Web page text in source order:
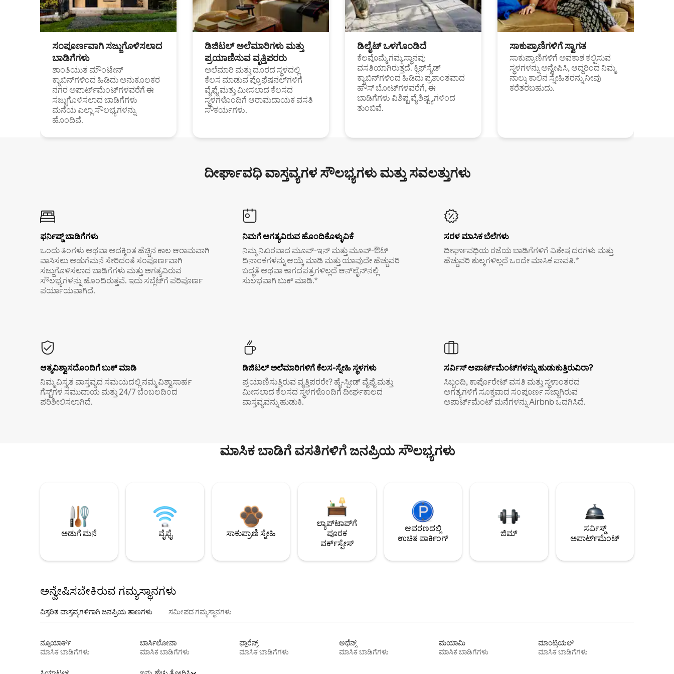
ಸಂಪೂರ್ಣವಾಗಿ ಸಜ್ಜುಗೊಳಿಸಲಾದ
ಬಾಡಿಗೆಗಳು
ಶಾಂತಿಯುತ ಮೌಂಟೇನ್
ಕ್ಯಾಬಿನ್‌ಗಳಿಂದ ಹಿಡಿದು ಅನುಕೂಲಕರ
ನಗರ ಅಪಾರ್ಟ್‌ಮೆಂಟ್‌ಗಳವರೆಗೆ ಈ
ಸಜ್ಜುಗೊಳಿಸಲಾದ ಬಾಡಿಗೆಗಳು
ಮನೆಯ ಎಲ್ಲಾ ಸೌಲಭ್ಯಗಳನ್ನು
ಹೊಂದಿವೆ.
ಡಿಜಿಟಲ್ ಅಲೆಮಾರಿಗಳು ಮತ್ತು
ಪ್ರಯಾಣಿಸುವ ವೃತ್ತಿಪರರು
ಅಲೆಮಾರಿ ಮತ್ತು ದೂರದ ಸ್ಥಳದಲ್ಲಿ
ಕೆಲಸ ಮಾಡುವ ಪ್ರೊಫೆಷನಲ್‌ಗಳಿಗೆ
ವೈಫೈ ಮತ್ತು ಮೀಸಲಾದ ಕೆಲಸದ
ಸ್ಥಳಗಳೊಂದಿಗೆ ಆರಾಮದಾಯಕ ವಸತಿ
ಸೌಕರ್ಯಗಳು.
ಡಿಲೈಟ್ ಒಳಗೊಂಡಿದೆ
ಕೆಲವೊಮ್ಮೆ ಗಮ್ಯಸ್ಥಾನವು
ವಸತಿಯಾಗಿರುತ್ತದೆ. ಕ್ಲಿಫ್‌ಸೈಡ್
ಕ್ಯಾಬಿನ್‌ಗಳಿಂದ ಹಿಡಿದು ಪ್ರಶಾಂತವಾದ
ಹೌಸ್ ಬೋಟ್‌ಗಳವರೆಗೆ, ಈ
ಬಾಡಿಗೆಗಳು ವಿಶಿಷ್ಟ ವೈಶಿಷ್ಟ್ಯಗಳಿಂದ
ತುಂಬಿವೆ.
ಸಾಕುಪ್ರಾಣಿಗಳಿಗೆ ಸ್ವಾಗತ
ಸಾಕುಪ್ರಾಣಿಗಳಿಗೆ ಅವಕಾಶ ಕಲ್ಪಿಸುವ
ಸ್ಥಳಗಳನ್ನು ಅನ್ವೇಷಿಸಿ, ಆದ್ದರಿಂದ ನಿಮ್ಮ
ನಾಲ್ಕು ಕಾಲಿನ ಸ್ನೇಹಿತರನ್ನು ನೀವು
ಕರೆತರಬಹುದು.
ದೀರ್ಘಾವಧಿ ವಾಸ್ತವ್ಯಗಳ ಸೌಲಭ್ಯಗಳು ಮತ್ತು ಸವಲತ್ತುಗಳು
ಫರ್ನಿಷ್ಡ್ ಬಾಡಿಗೆಗಳು
ಒಂದು ತಿಂಗಳು ಅಥವಾ ಅದಕ್ಕಿಂತ ಹೆಚ್ಚಿನ ಕಾಲ ಆರಾಮವಾಗಿ
ವಾಸಿಸಲು ಅಡುಗೆಮನೆ ಸೇರಿದಂತೆ ಸಂಪೂರ್ಣವಾಗಿ
ಸಜ್ಜುಗೊಳಿಸಲಾದ ಬಾಡಿಗೆಗಳು ಮತ್ತು ಅಗತ್ಯವಿರುವ
ಸೌಲಭ್ಯಗಳನ್ನು ಹೊಂದಿರುತ್ತವೆ. ಇದು ಸಬ್ಲೆಟ್‌ಗೆ ಪರಿಪೂರ್ಣ
ಪರ್ಯಾಯವಾಗಿದೆ.
ನಿಮಗೆ ಅಗತ್ಯವಿರುವ ಹೊಂದಿಕೊಳ್ಳುವಿಕೆ
ನಿಮ್ಮ ನಿಖರವಾದ ಮೂವ್-ಇನ್ ಮತ್ತು ಮೂವ್-ಔಟ್
ದಿನಾಂಕಗಳನ್ನು ಆಯ್ಕೆ ಮಾಡಿ ಮತ್ತು ಯಾವುದೇ ಹೆಚ್ಚುವರಿ
ಬದ್ಧತೆ ಅಥವಾ ಕಾಗದಪತ್ರಗಳಿಲ್ಲದೆ ಆನ್‌ಲೈನ್‌ನಲ್ಲಿ
ಸುಲಭವಾಗಿ ಬುಕ್ ಮಾಡಿ.*
ಸರಳ ಮಾಸಿಕ ಬೆಲೆಗಳು
ದೀರ್ಘಾವಧಿಯ ರಜೆಯ ಬಾಡಿಗೆಗಳಿಗೆ ವಿಶೇಷ ದರಗಳು ಮತ್ತು
ಹೆಚ್ಚುವರಿ ಶುಲ್ಕಗಳಿಲ್ಲದೆ ಒಂದೇ ಮಾಸಿಕ ಪಾವತಿ.*
ಆತ್ಮವಿಶ್ವಾಸದೊಂದಿಗೆ ಬುಕ್ ಮಾಡಿ
ನಿಮ್ಮ ವಿಸ್ತೃತ ವಾಸ್ತವ್ಯದ ಸಮಯದಲ್ಲಿ ನಮ್ಮ ವಿಶ್ವಾಸಾರ್ಹ
ಗೆಸ್ಟ್‌ಗಳ ಸಮುದಾಯ ಮತ್ತು 24/7 ಬೆಂಬಲದಿಂದ
ಪರಿಶೀಲಿಸಲಾಗಿದೆ.
ಡಿಜಿಟಲ್ ಅಲೆಮಾರಿಗಳಿಗೆ ಕೆಲಸ-ಸ್ನೇಹಿ ಸ್ಥಳಗಳು
ಪ್ರಯಾಣಿಸುತ್ತಿರುವ ವೃತ್ತಿಪರರೇ? ಹೈ-ಸ್ಪೀಡ್ ವೈಫೈ ಮತ್ತು
ಮೀಸಲಾದ ಕೆಲಸದ ಸ್ಥಳಗಳೊಂದಿಗೆ ದೀರ್ಘಕಾಲದ
ವಾಸ್ತವ್ಯವನ್ನು ಹುಡುಕಿ.
ಸರ್ವಿಸ್ ಅಪಾರ್ಟ್‌ಮೆಂಟ್‌ಗಳನ್ನು ಹುಡುಕುತ್ತಿರುವಿರಾ?
ಸಿಬ್ಬಂದಿ, ಕಾರ್ಪೊರೇಟ್ ವಸತಿ ಮತ್ತು ಸ್ಥಳಾಂತರದ
ಅಗತ್ಯಗಳಿಗೆ ಸೂಕ್ತವಾದ ಸಂಪೂರ್ಣ ಸಜ್ಜಾಗಿರುವ
ಅಪಾರ್ಟ್‌ಮೆಂಟ್ ಮನೆಗಳನ್ನು Airbnb ಒದಗಿಸಿದೆ.
ಮಾಸಿಕ ಬಾಡಿಗೆ ವಸತಿಗಳಿಗೆ ಜನಪ್ರಿಯ ಸೌಲಭ್ಯಗಳು
ಅಡುಗೆ ಮನೆ ವೈಫೈ ಸಾಕುಪ್ರಾಣಿ ಸ್ನೇಹಿ
ಲ್ಯಾಪ್‌ಟಾಪ್‌ಗೆ
ಪೂರಕ
ವರ್ಕ್‌ಸ್ಪೇಸ್
ಆವರಣದಲ್ಲಿ
ಉಚಿತ ಪಾರ್ಕಿಂಗ್
ಜಿಮ್
ಸರ್ವಿಸ್ಡ್
ಅಪಾರ್ಟ್‌ಮೆಂಟ್
ಅನ್ವೇಷಿಸಬೇಕಿರುವ ಗಮ್ಯಸ್ಥಾನಗಳು
ವಿಸ್ತರಿತ ವಾಸ್ತವ್ಯಗಳಿಗಾಗಿ ಜನಪ್ರಿಯ ತಾಣಗಳು ಸಮೀಪದ ಗಮ್ಯಸ್ಥಾನಗಳು
ನ್ಯೂಯಾರ್ಕ್
ಮಾಸಿಕ ಬಾಡಿಗೆಗಳು
ಬಾರ್ಸಿಲೋನಾ
ಮಾಸಿಕ ಬಾಡಿಗೆಗಳು
ಫ್ಲಾರೆನ್ಸ್
ಮಾಸಿಕ ಬಾಡಿಗೆಗಳು
ಅಥೆನ್ಸ್
ಮಾಸಿಕ ಬಾಡಿಗೆಗಳು
ಮಯಾಮಿ
ಮಾಸಿಕ ಬಾಡಿಗೆಗಳು
ಮಾಂಟ್ರಿಯಲ್
ಮಾಸಿಕ ಬಾಡಿಗೆಗಳು